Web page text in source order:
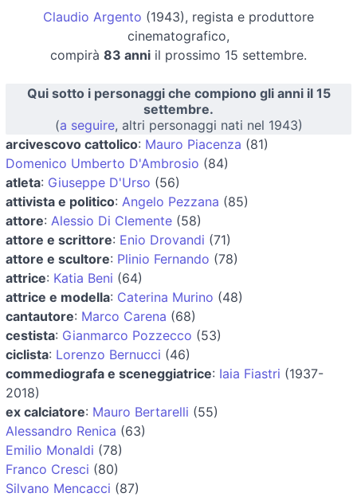
Claudio Argento (1943), regista e produttore
cinematografico,
compirà 83 anni il prossimo 15 settembre.
Qui sotto i personaggi che compiono gli anni il 15
settembre.
(a seguire, altri personaggi nati nel 1943)
arcivescovo cattolico: Mauro Piacenza (81)
Domenico Umberto D'Ambrosio (84)
atleta: Giuseppe D'Urso (56)
attivista e politico: Angelo Pezzana (85)
attore: Alessio Di Clemente (58)
attore e scrittore: Enio Drovandi (71)
attore e scultore: Plinio Fernando (78)
attrice: Katia Beni (64)
attrice e modella: Caterina Murino (48)
cantautore: Marco Carena (68)
cestista: Gianmarco Pozzecco (53)
ciclista: Lorenzo Bernucci (46)
commediografa e sceneggiatrice: Iaia Fiastri (1937-
2018)
ex calciatore: Mauro Bertarelli (55)
Alessandro Renica (63)
Emilio Monaldi (78)
Franco Cresci (80)
Silvano Mencacci (87)